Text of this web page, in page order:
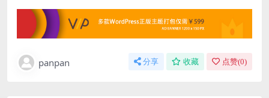
panpan 分享 收藏 点赞(0)